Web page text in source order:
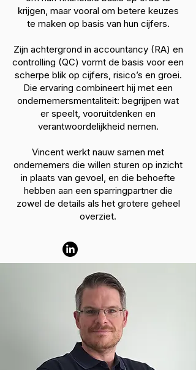
krijgen, maar vooral om betere keuzes
te maken op basis van hun cijfers.
Zijn achtergrond in accountancy (RA) en
controlling (QC) vormt de basis voor een
scherpe blik op cijfers, risico’s en groei.
Die ervaring combineert hij met een
ondernemersmentaliteit: begrijpen wat
er speelt, vooruitdenken en
verantwoordelijkheid nemen.
Vincent werkt nauw samen met
ondernemers die willen sturen op inzicht
in plaats van gevoel, en die behoefte
hebben aan een sparringpartner die
zowel de details als het grotere geheel
overziet.